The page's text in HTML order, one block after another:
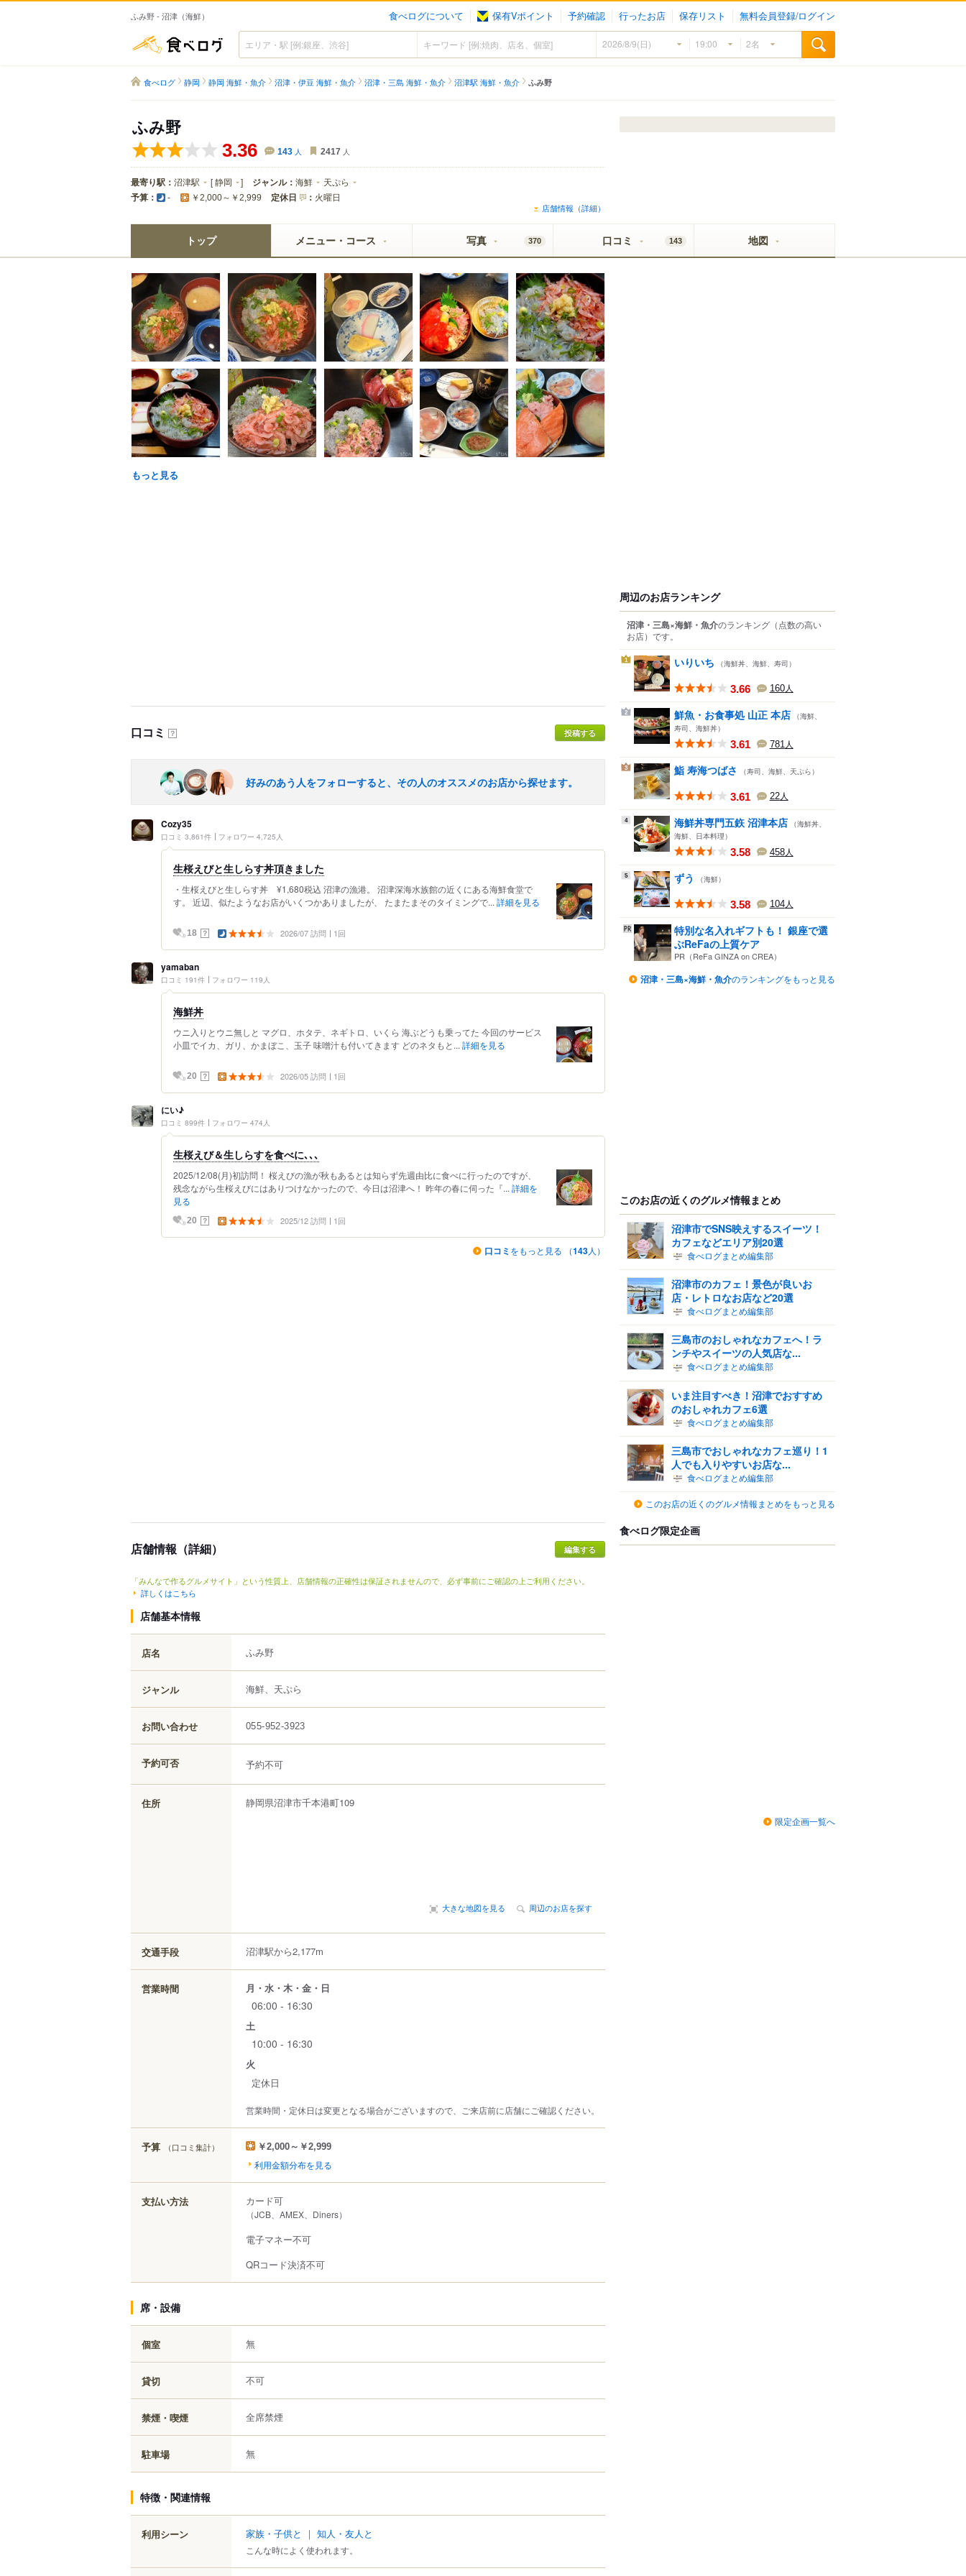
ふみ野 - 沼津（海鮮） 食べログについて 保有Vポイント 予約確認 行ったお店 保存リスト 無料会員登録/ログイン
食べログ
食べログ 静岡 静岡 海鮮・魚介 沼津・伊豆 海鮮・魚介 沼津・三島 海鮮・魚介 沼津駅 海鮮・魚介 ふみ野
ふみ野
3.36 143 人 2417 人
最寄り駅： 沼津駅 [静岡 ] ジャンル： 海鮮 天ぷら
予算： - ￥2,000～￥2,999 定休日 ： 火曜日
店舗情報（詳細）
トップ メニュー・コース 写真 370 口コミ 143 地図
もっと見る
口コミ ？ 投稿する
好みのあう人をフォローすると、その人のオススメのお店から探せます。
Cozy35
口コミ 3,861件 フォロワー 4,725人
生桜えびと生しらす丼頂きました
・生桜えびと生しらす丼 ¥1,680税込 沼津の漁港。 沼津深海水族館の近くにある海鮮食堂で
す。 近辺、似たようなお店がいくつかありましたが、 たまたまそのタイミングで... 詳細を見る
18 ？ 2026/07 訪問 1回
yamaban
口コミ 191件 フォロワー 119人
海鮮丼
ウニ入りとウニ無しと マグロ、ホタテ、ネギトロ、いくら 海ぶどうも乗ってた 今回のサービス
小皿でイカ、ガリ、かまぼこ、玉子 味噌汁も付いてきます どのネタもと... 詳細を見る
20 ？ 2026/05 訪問 1回
にい♪
口コミ 899件 フォロワー 474人
生桜えび＆生しらすを食べに､､､
2025/12/08(月)初訪問！ 桜えびの漁が秋もあるとは知らず先週由比に食べに行ったのですが、
残念ながら生桜えびにはありつけなかったので、今日は沼津へ！ 昨年の春に伺った『... 詳細を
見る
20 ？ 2025/12 訪問 1回
口コミ をもっと見る （143人）
店舗情報（詳細）
「みんなで作るグルメサイト」という性質上、店舗情報の正確性は保証されませんので、必ず事前にご確認の上ご利用ください。
詳しくはこちら
店舗基本情報
店名 ふみ野
ジャンル 海鮮、天ぷら
お問い合わせ 055-952-3923
予約可否 予約不可
住所 静岡県沼津市千本港町109
大きな地図を見る 周辺のお店を探す
交通手段 沼津駅から2,177m
営業時間 月・水・木・金・日
06:00 - 16:30
土
10:00 - 16:30
火
定休日
営業時間・定休日は変更となる場合がございますので、ご来店前に店舗にご確認ください。
予算 （口コミ集計） ￥2,000～￥2,999
利用金額分布を見る
支払い方法 カード可
（JCB、AMEX、Diners）
電子マネー不可
QRコード決済不可
席・設備
個室 無
貸切 不可
禁煙・喫煙 全席禁煙
駐車場 無
特徴・関連情報
利用シーン 家族・子供と ｜ 知人・友人と
こんな時によく使われます。
周辺のお店ランキング
沼津・三島×海鮮・魚介のランキング （点数の高い
お店） です。
1 いりいち （海鮮丼、海鮮、寿司）
3.66 160人
2 鮮魚・お食事処 山正 本店 （海鮮、
寿司、海鮮丼）
3.61 781 人
3 鮨 寿海つばさ （寿司、海鮮、天ぷら）
3.61 22人
4 海鮮丼専門五鉃 沼津本店 （海鮮丼、
海鮮、日本料理）
3.58 458人
5 ずう （海鮮）
3.58 104人
特別な名入れギフトも！ 銀座で選
ぶReFaの上質ケア
PR（ReFa GINZA on CREA）
沼津・三島×海鮮・魚介のランキングをもっと見る
このお店の近くのグルメ情報まとめ
沼津市でSNS映えするスイーツ！
カフェなどエリア別20選
食べログまとめ編集部
沼津市のカフェ！景色が良いお
店・レトロなお店など20選
食べログまとめ編集部
三島市のおしゃれなカフェへ！ラ
ンチやスイーツの人気店な...
食べログまとめ編集部
いま注目すべき！沼津でおすすめ
のおしゃれカフェ6選
食べログまとめ編集部
三島市でおしゃれなカフェ巡り！1
人でも入りやすいお店な...
食べログまとめ編集部
このお店の近くのグルメ情報まとめをもっと見る
食べログ限定企画
限定企画一覧へ